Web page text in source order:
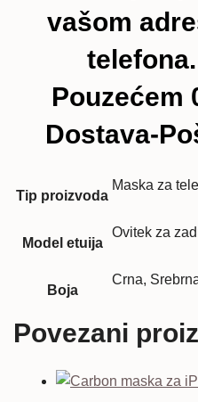
vašom
Pouzećem
Dostava-
Tip proizvoda
Maska za
Model etuija
Ovitek za
Boja
Crna,
Povezani